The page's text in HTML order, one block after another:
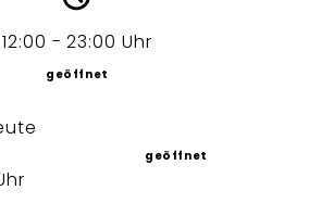
12:00 - 23:00 Uhr
geöffnet
geöffnet